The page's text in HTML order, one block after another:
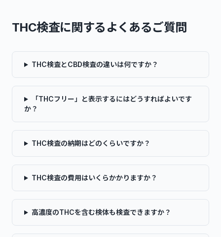
THC検査に関するよくあるご質問
THC検査とCBD検査の違いは何ですか？
「THCフリー」と表示するにはどうすればよいです
か？
THC検査の納期はどのくらいですか？
THC検査の費用はいくらかかりますか？
高濃度のTHCを含む検体も検査できますか？